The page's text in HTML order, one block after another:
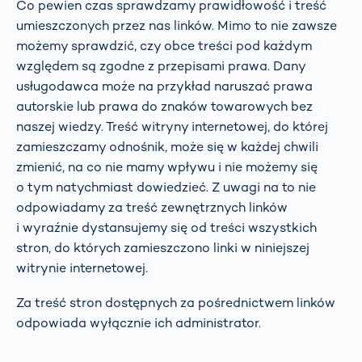
Co pewien czas sprawdzamy prawidłowość i treść
umieszczonych przez nas linków. Mimo to nie zawsze
możemy sprawdzić, czy obce treści pod każdym
względem są zgodne z przepisami prawa. Dany
usługodawca może na przykład naruszać prawa
autorskie lub prawa do znaków towarowych bez
naszej wiedzy. Treść witryny internetowej, do której
zamieszczamy odnośnik, może się w każdej chwili
zmienić, na co nie mamy wpływu i nie możemy się
o tym natychmiast dowiedzieć. Z uwagi na to nie
odpowiadamy za treść zewnętrznych linków
i wyraźnie dystansujemy się od treści wszystkich
stron, do których zamieszczono linki w niniejszej
witrynie internetowej.
Za treść stron dostępnych za pośrednictwem linków
odpowiada wyłącznie ich administrator.